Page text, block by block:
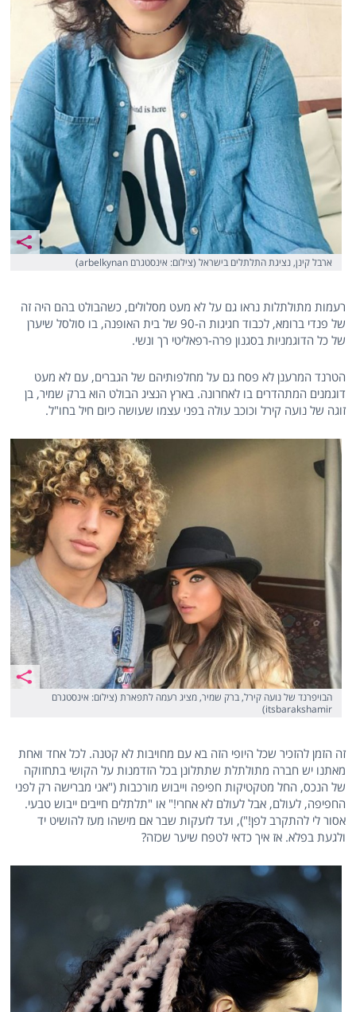
ארבל קינן, נציגת התלתלים בישראל (צילום: אינסטגרם arbelkynan)
רעמות מתולתלות נראו גם על לא מעט מסלולים, כשהבולט בהם היה זה
של פנדי ברומא, לכבוד חגיגות ה-90 של בית האופנה, בו סולסל שיערן
של כל הדוגמניות בסגנון פרה-רפאליטי רך ונשי.
הטרנד המרענן לא פסח גם על מחלפותיהם של הגברים, עם לא מעט
דוגמנים המתהדרים בו לאחרונה. בארץ הנציג הבולט הוא ברק שמיר, בן
זוגה של נועה קירל וכוכב עולה בפני עצמו שעושה כיום חיל בחו"ל.
הבויפרנד של נועה קירל, ברק שמיר, מציג רעמה לתפארת (צילום: אינסטגרם
itsbarakshamir)
זה הזמן להזכיר שכל היופי הזה בא עם מחויבות לא קטנה. לכל אחד ואחת
מאתנו יש חברה מתולתלת שתתלונן בכל הזדמנות על הקושי בתחזוקה
של הנכס, החל מטקטיקות חפיפה וייבוש מורכבות ("אני מברישה רק לפני
החפיפה, לעולם, אבל לעולם לא אחרי!" או "תלתלים חייבים ייבוש טבעי.
אסור לי להתקרב לפן!"), ועד לזעקות שבר אם מישהו מעז להושיט יד
ולגעת בפלא. אז איך כדאי לטפח שיער שכזה?